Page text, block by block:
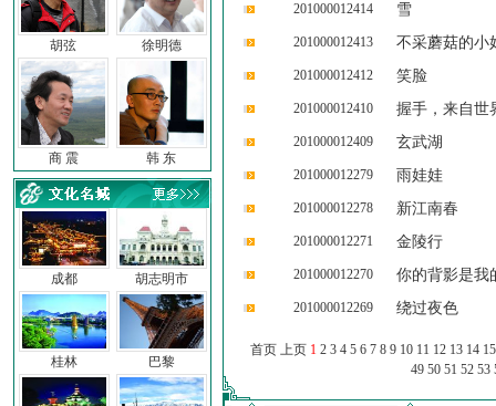
胡弦 徐明德
商 震 韩 东
成都
桂林
胡志明市
巴黎
201000012414 雪
201000012413 不采蘑菇的小
201000012412 笑脸
201000012410 握手，来自世
201000012409 玄武湖
201000012279 雨娃娃
201000012278 新江南春
201000012271 金陵行
201000012270 你的背影是我
201000012269 绕过夜色
首页 上页 1 2 3 4 5 6 7 8 9 10 11 12 13 14 15
49 50 51 52 53